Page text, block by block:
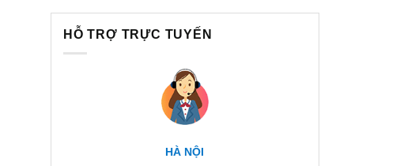
HỖ TRỢ TRỰC TUYẾN
HÀ NỘI